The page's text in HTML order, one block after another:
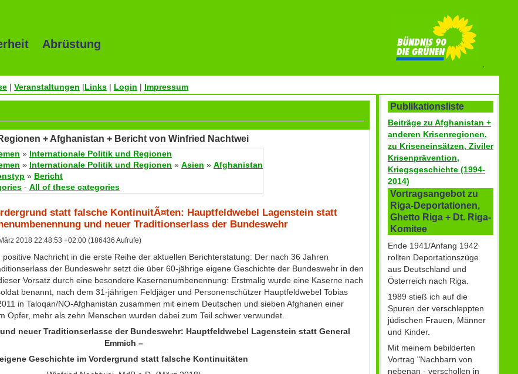
Abrüstung
| Veranstaltungen |Links | Login | Impressum
+ Afghanistan + Bericht von Winfried Nachtwei
» Internationale Politik und Regionen
» Internationale Politik und Regionen » Asien » Afghanistan
» Bericht
- All of these categories
statt falsche KontinuitÃ¤ten: Hauptfeldwebel Lagenstein statt
und neuer Traditionserlass der Bundeswehr
2018 22:48:53 +02:00 (186436 Aufrufe)
Nachricht in die erste Reihe der aktuellen Berichterstatung: Der nach 36 Jahren
der Bundeswehr setzt die über 60-jährige eigene Geschichte der Bundeswehr in den
Vorsatz durch eine besondere Kasernenumbenennung: Erstmalig wurde eine Kaserne nach
benannt, nach dem 31-jährigen Feldjäger und Personenschützer Hauptfeldwebel Tobias
in Taloqan/NO-Afghanistan zusammen mit einem Deutschen und sieben Afghanen einer
Opfer, mehr als zehn Menschen wurden dabei zum Teil schwer verwundet.
neuer Traditionserlasse der Bundeswehr: Hauptfeldwebel Lagenstein statt General
Emmich –
eigene Geschichte im Vordergrund statt falsche Kontinuitäten
Publikationsliste
Beiträge zu Afghanistan +
anderen Krisenregionen,
zu Kriseneinsätzen, Ziviler
Krisenprävention,
Kriegsgeschichte (1994-
2014)
Vortragsangebot zu
Riga-Deportationen,
Ghetto Riga + Dt. Riga-
Komitee
Ende 1941/Anfang 1942
rollten Deportationszüge
aus Deutschland und
Österreich nach Riga.
1989 stieß ich auf die
Spuren der verschleppten
jüdischen Frauen, Männer
und Kinder.
Mit meinem bebilderten
Vortrag "Nachbarn von
nebenan - verschollen in